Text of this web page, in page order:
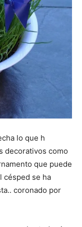
lo que h
decorativos como
que puede
césped se ha
coronado por